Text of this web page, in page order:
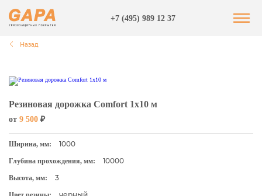
+7 (495) 989 12 37
Назад
Резиновая дорожка Comfort 1х10 м
от 9 500 ₽
Ширина, мм: 1000
Глубина прохождения, мм: 10000
Высота, мм: 3